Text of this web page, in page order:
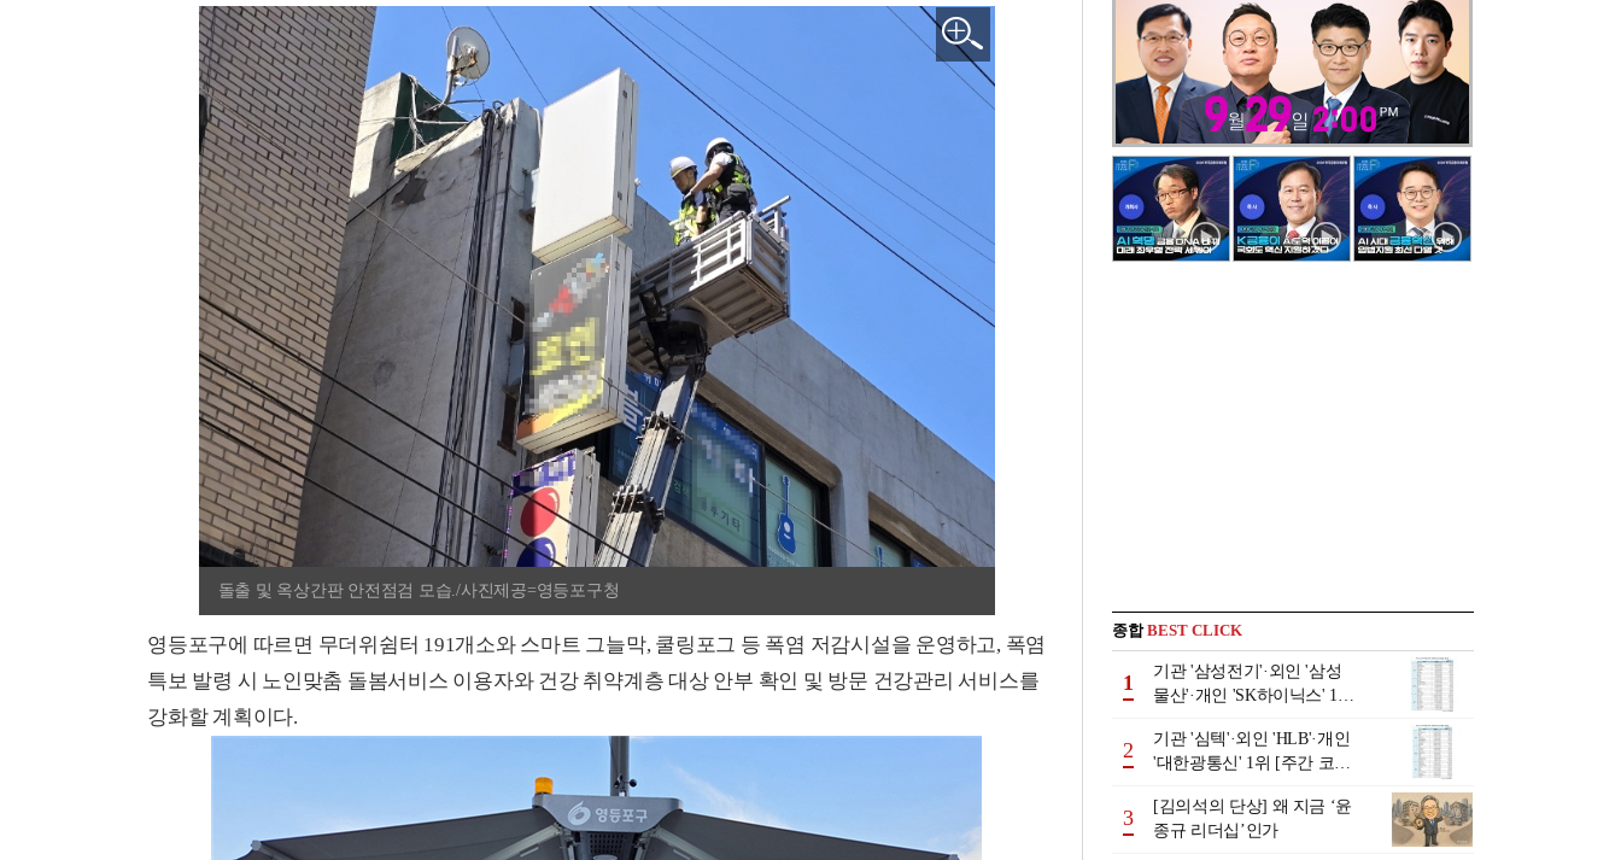
돌출 및 옥상간판 안전점검 모습./사진제공=영등포구청
영등포구에 따르면 무더위쉼터 191개소와 스마트 그늘막, 쿨링포그 등 폭염 저감시설을 운영하고, 폭염
특보 발령 시 노인맞춤 돌봄서비스 이용자와 건강 취약계층 대상 안부 확인 및 방문 건강관리 서비스를
강화할 계획이다.
종합BEST CLICK
1
기관 '삼성전기'·외인 '삼성
물산'·개인 'SK하이닉스' 1위
년 8월3일~8월7일]
2
기관 '심텍'·외인 'HLB'·개인
'대한광통신' 1위 [주간 코스
월7일]
3
[김의석의 단상] 왜 지금 ‘윤
종규 리더십’인가